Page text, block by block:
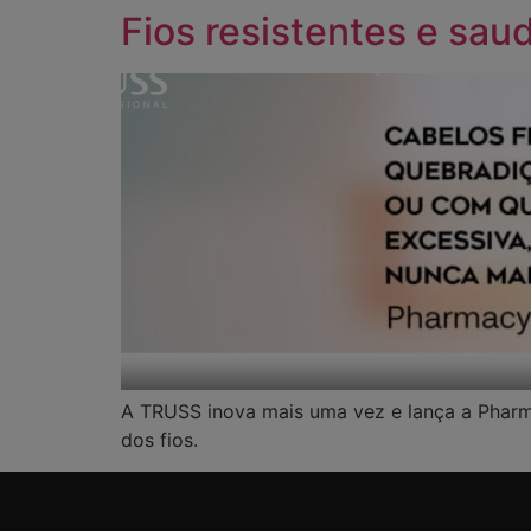
Fios resistentes e
A TRUSS inova mais uma vez e lança a
dos fios.